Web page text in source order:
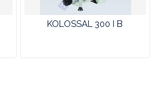
KOLOSSAL 300 I B